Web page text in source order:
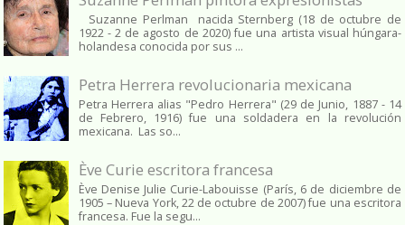
Suzanne Perlman nacida Sternberg (18 de octubre de
1922 - 2 de agosto de 2020) fue una artista visual húngara-
holandesa conocida por sus ...
Petra Herrera revolucionaria mexicana
Petra Herrera alias "Pedro Herrera" (29 de Junio, 1887 - 14
de Febrero, 1916) fue una soldadera en la revolución
mexicana. Las so...
Ève Curie escritora francesa
Ève Denise Julie Curie-Labouisse (París, 6 de diciembre de
1905 – Nueva York, 22 de octubre de 2007) fue una escritora
francesa. Fue la segu...